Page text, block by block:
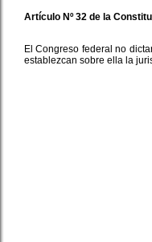
Artículo Nº 32 de la
El Congreso federal no
establezcan sobre ella la